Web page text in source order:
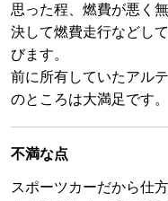
思った程、燃費が悪く
決して燃費走行などし
びます。
前に所有していたアル
のところは大満足です。
不満な点
スポーツカーだから仕